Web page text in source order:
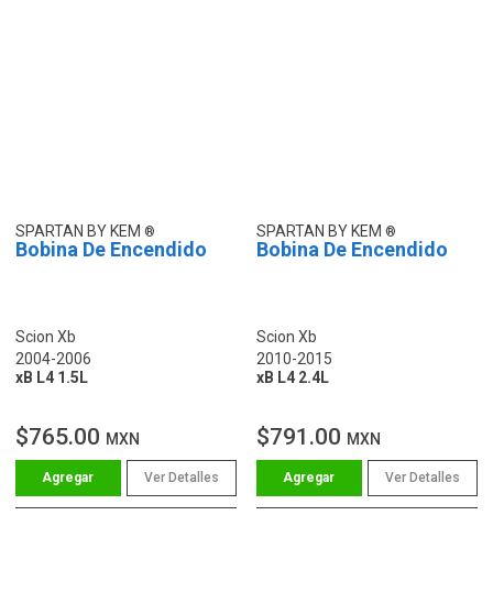
SPARTAN BY KEM
Bobina De Encendido
Scion Xb
2004-2006
xB L4 1.5L
$765.00 MXN
Ver Detalles
SPARTAN BY KEM
Bobina De Encendido
Scion Xb
2010-2015
xB L4 2.4L
$791.00 MXN
Ver Detalles